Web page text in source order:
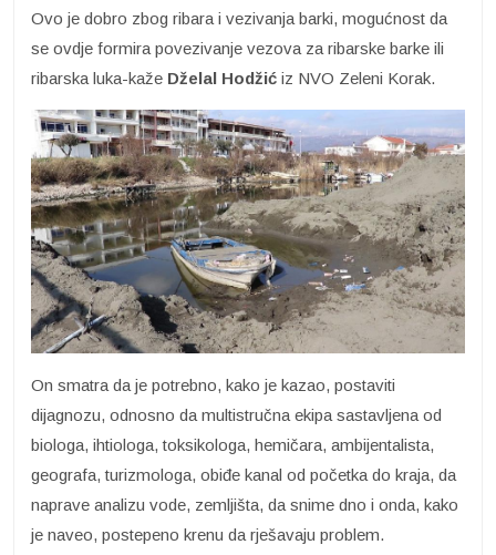
Ovo je dobro zbog ribara i vezivanja barki, mogućnost da
se ovdje formira povezivanje vezova za ribarske barke ili
ribarska luka-kaže Dželal Hodžić iz NVO Zeleni Korak.
On smatra da je potrebno, kako je kazao, postaviti
dijagnozu, odnosno da multistručna ekipa sastavljena od
biologa, ihtiologa, toksikologa, hemičara, ambijentalista,
geografa, turizmologa, obiđe kanal od početka do kraja, da
naprave analizu vode, zemljišta, da snime dno i onda, kako
je naveo, postepeno krenu da rješavaju problem.